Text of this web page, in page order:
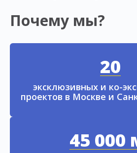
Почему мы?
20
эксклюзивных и ко-
проектов в Москве и
45 000